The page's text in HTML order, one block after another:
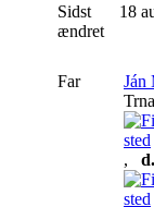
Sidst
ændret
18
Far Ján
, d.